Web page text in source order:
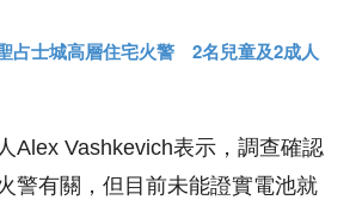
占士城高層住宅火警 2名兒童及2成人
Alex Vashkevich表示，調查確認
警有關，但目前未能證實電池就